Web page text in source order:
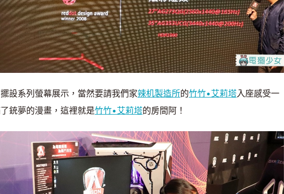
設系列螢幕展示，當然要請我們家辣机製造所的竹竹•艾莉塔入座感受一
銃夢的漫畫，這裡就是竹竹•艾莉塔的房間阿！